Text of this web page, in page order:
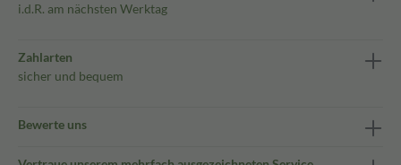
i.d.R. am nächsten Werktag
Zahlarten
sicher und bequem
Bewerte uns